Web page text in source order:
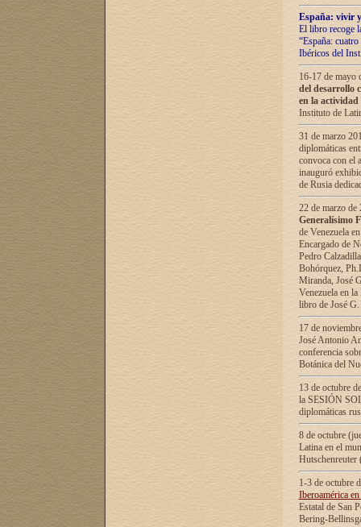
España: vivir
El libro recoge
“España:
Ibéricos del
16-17 de mayo
del desarrollo
en la
Instituto de
31 de marzo
diplomáticas
convoca con el
inauguró
de Rusia
22 de marzo
Generalísimo
de Venezuela
Encargado de
Pedro
Bohórquez,
Miranda, José
Venezuela en
libro de José
17 de
José Antonio
conferencia
Botánica del
13 de octubre
la SESIÓN
diplomáticas
8 de octubre
Latina en el
1-3 de octubre
Iberoamérica
Estatal de San
Bering-